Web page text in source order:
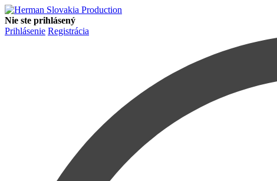
Nie ste prihlásený
Prihlásenie Registrácia